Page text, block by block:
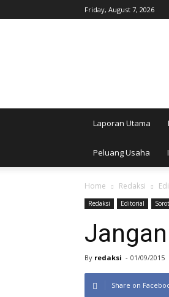
Friday, August 7, 2026
Laporan Utama
Peluang Usaha
Home Redaksi
Redaksi Editorial Sorot
By redaksi - 01/09/2015
Share on